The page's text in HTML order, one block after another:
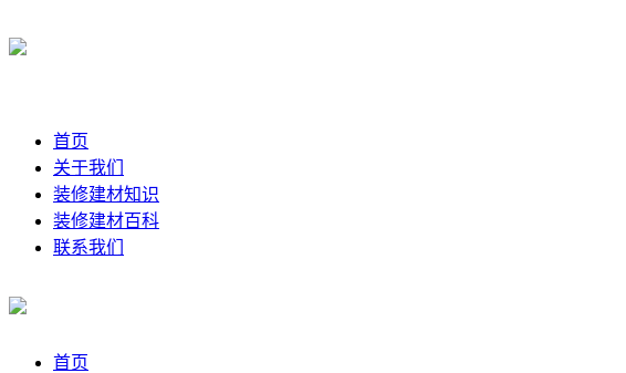
首页
关于我们
装修建材知识
装修建材百科
联系我们
首页